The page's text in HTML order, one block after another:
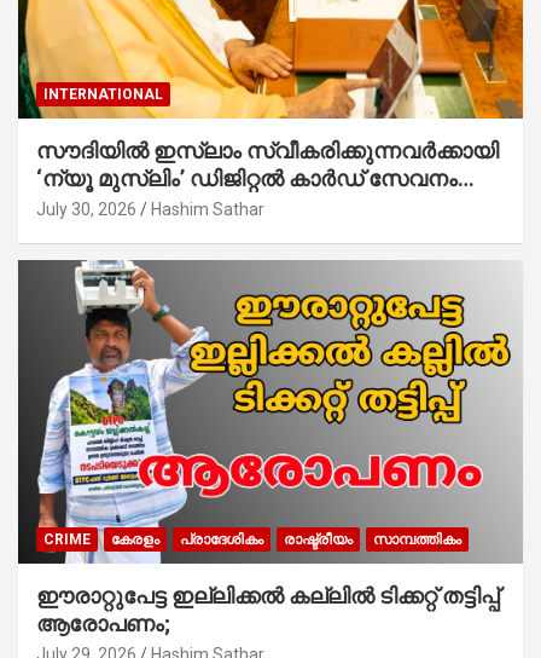
INTERNATIONAL
സൗദിയില്‍ ഇസ്‌ലാം സ്വീകരിക്കുന്നവര്‍ക്കായി
‘ന്യൂ മുസ്ലിം’ ഡിജിറ്റല്‍ കാര്‍ഡ് സേവനം
ആരംഭിച്ചു
July 30, 2026 Hashim Sathar
CRIME കേരളം പ്രാദേശികം രാഷ്ട്രീയം സാമ്പത്തികം
ഈരാറ്റുപേട്ട ഇല്ലിക്കൽ കല്ലിൽ ടിക്കറ്റ് തട്ടിപ്പ്
ആരോപണം;